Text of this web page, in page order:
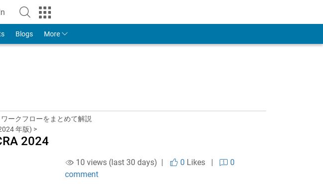
MathWorks Account
Blogs More
ークフローをまとめて解説
年版) >
2024
10 views (last 30 days) | 0 Likes|
0
comment